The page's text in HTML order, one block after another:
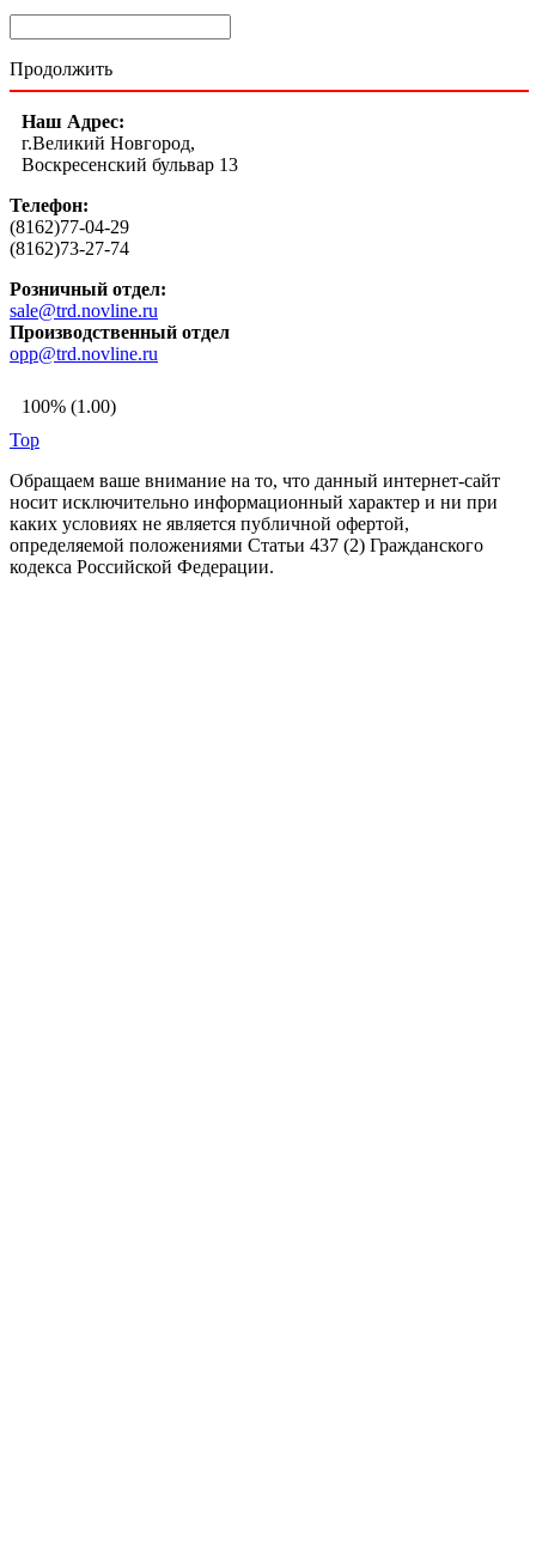
Продолжить
Наш Адрес:
г.Великий Новгород,
Воскресенский бульвар 13
Телефон:
(8162)77-04-29
(8162)73-27-74
Розничный отдел:
sale@trd.novline.ru
Производственный отдел
opp@trd.novline.ru
100% (1.00)
Top
Обращаем ваше внимание на то, что данный интернет-сайт
носит исключительно информационный характер и ни при
каких условиях не является публичной офертой,
определяемой положениями Статьи 437 (2) Гражданского
кодекса Российской Федерации.